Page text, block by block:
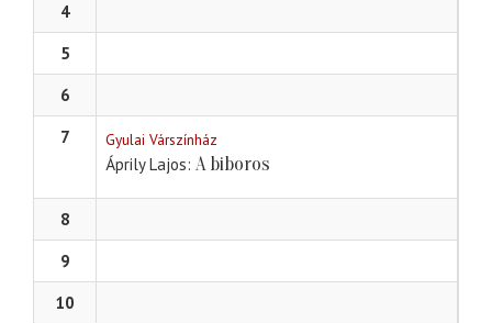
4
5
6
7
Gyulai Várszínház
Áprily Lajos A biboros
8
9
10